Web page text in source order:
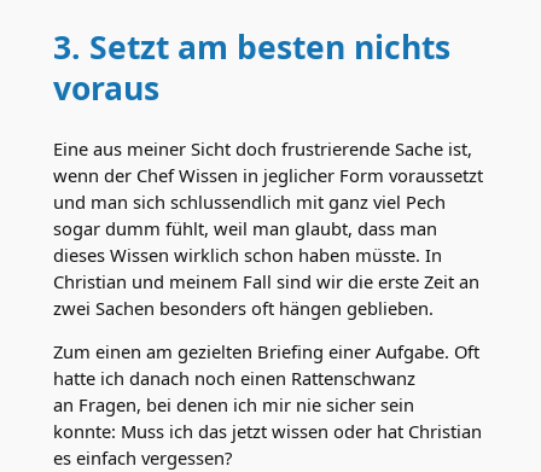
3. Setzt am besten nichts
voraus
Eine aus meiner Sicht doch frustrierende Sache ist,
wenn der Chef Wissen in jeglicher Form voraussetzt
und man sich schlussendlich mit ganz viel Pech
sogar dumm fühlt, weil man glaubt, dass man
dieses Wissen wirklich schon haben müsste. In
Christian und meinem Fall sind wir die erste Zeit an
zwei Sachen besonders oft hängen geblieben.
Zum einen am gezielten Briefing einer Aufgabe. Oft
hatte ich danach noch einen Rattenschwanz
an Fragen, bei denen ich mir nie sicher sein
konnte: Muss ich das jetzt wissen oder hat Christian
es einfach vergessen?